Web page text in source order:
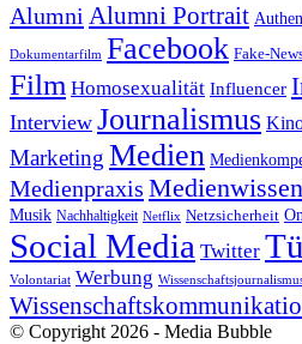
Alumni Alumni Portrait
Dokumentarfilm Facebook Fake-
Film Homosexualität Influencer
Interview Journalismus
Marketing Medien
Medienpraxis
Musik Nachhaltigkeit Netflix Netzsicherheit
Social Media Twitter
Volontariat Werbung
© Copyright 2026 - Media Bubble